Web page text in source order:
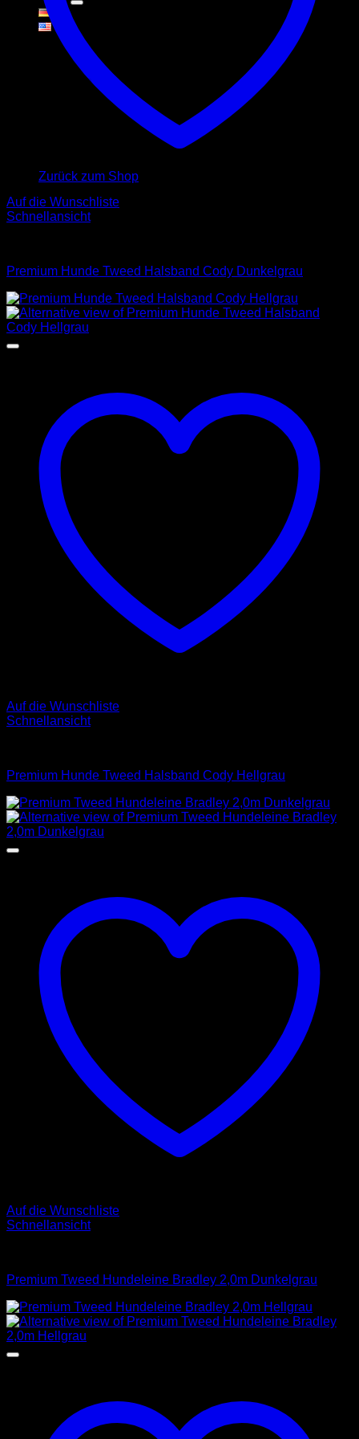
Warenkorb
Es befinden sich keine Produkte im Warenkorb.
Zurück zum Shop
Auf die Wunschliste
Schnellansicht
Premium Hunde Tweed Halsband Cody Dunkelgrau
Auf die Wunschliste
Schnellansicht
Premium Hunde Tweed Halsband Cody Hellgrau
Auf die Wunschliste
Schnellansicht
Premium Tweed Hundeleine Bradley 2,0m Dunkelgrau